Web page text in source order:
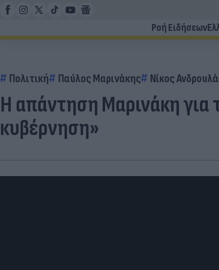
Ροή Ειδήσεων
Πολιτική Παύλος Μαρινάκης Νίκος
Η απάντηση Μαρινάκη για
κυβέρνηση»